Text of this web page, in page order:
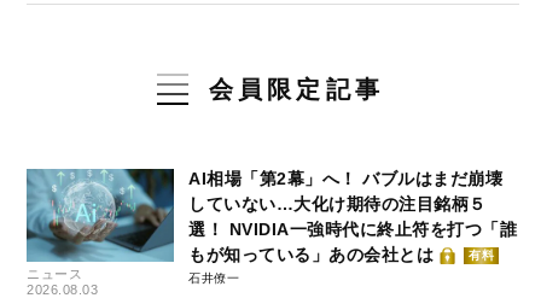
会員限定記事
ニュース
2026.08.03
AI相場「第2幕」へ！ バブルはまだ崩壊
していない…大化け期待の注目銘柄５
選！ NVIDIA一強時代に終止符を打つ「誰
もが知っている」あの会社とは
有料
石井僚一